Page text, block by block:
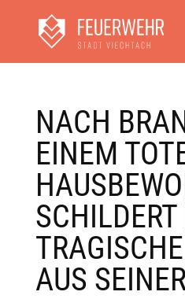
NACH
EINEM
SCHILDERT
AUS